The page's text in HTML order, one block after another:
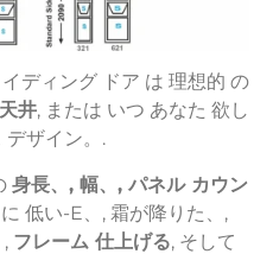
ディング ドア は 理想的 の
天井, または いつ あなた 欲し
デザイン。.
身長、, 幅、, パネル カウン
低い-E、, 霜が降りた、,
, フレーム 仕上げる, そして